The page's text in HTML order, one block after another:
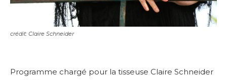
crédit: Claire Schneider
Programme chargé pour la tisseuse Claire Schneider